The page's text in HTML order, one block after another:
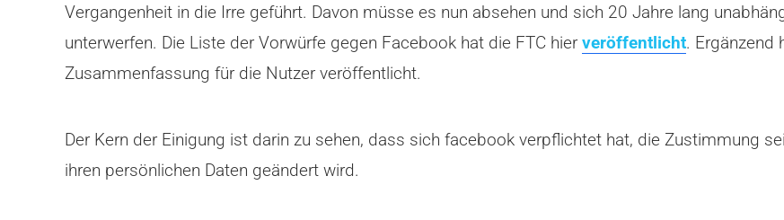
Vergangenheit in die Irre geführt. Davon müsse es nun absehen und sich 20 Jahre lang
unterwerfen. Die Liste der Vorwürfe gegen Facebook hat die FTC hier veröffentlicht. Ergänzend
Zusammenfassung für die Nutzer veröffentlicht.
Der Kern der Einigung ist darin zu sehen, dass sich facebook verpflichtet hat, die Zustimmung
ihren persönlichen Daten geändert wird.